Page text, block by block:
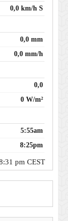
0,0 km/h S
0,0 mm
0,0 mm/h
0,0
0 W/m²
5:55am
8:25pm
pm CEST